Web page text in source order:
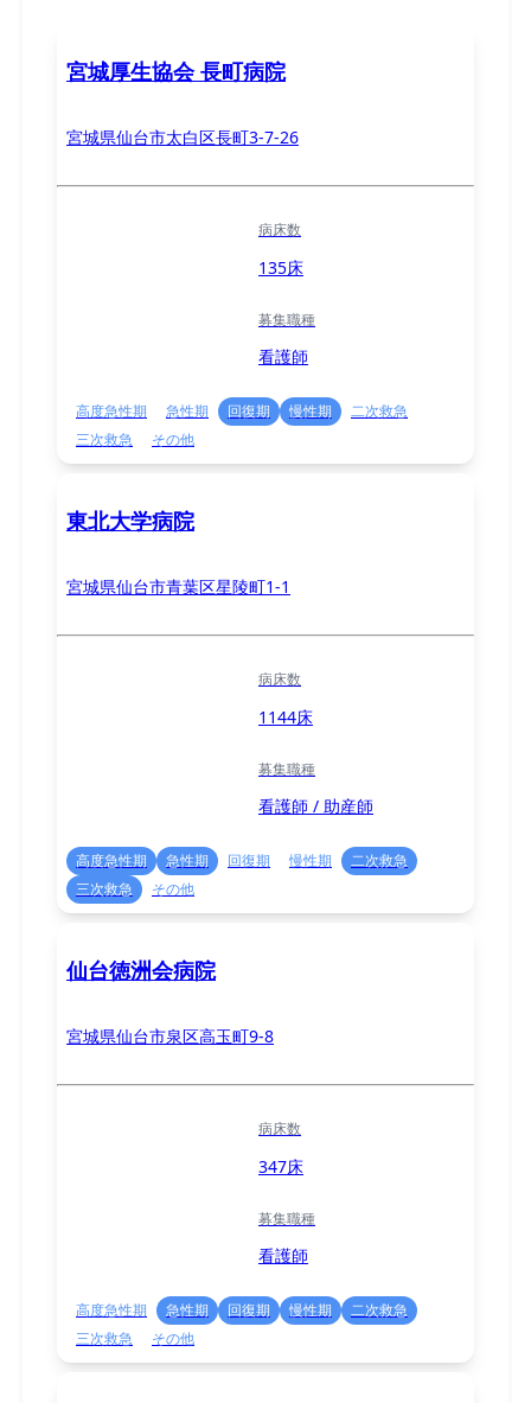
宮城厚生協会 長町病院
宮城県仙台市太白区長町3-7-26
病床数
135床
募集職種
看護師
高度急性期 急性期 回復期 慢性期
二次救急
三次救急
その他
東北大学病院
宮城県仙台市青葉区星陵町1-1
病床数
1144床
募集職種
看護師 / 助産師
高度急性期 急性期 回復期 慢性期
二次救急
三次救急
その他
仙台徳洲会病院
宮城県仙台市泉区高玉町9-8
病床数
347床
募集職種
看護師
高度急性期 急性期 回復期 慢性期
二次救急
三次救急
その他